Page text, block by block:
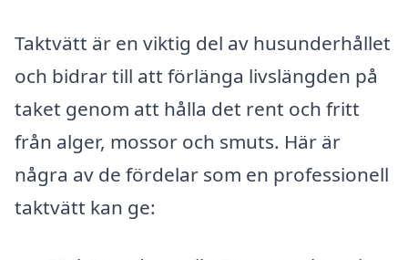
Taktvätt är en viktig del av husunderhållet
och bidrar till att förlänga livslängden på
taket genom att hålla det rent och fritt
från alger, mossor och smuts. Här är
några av de fördelar som en professionell
taktvätt kan ge: